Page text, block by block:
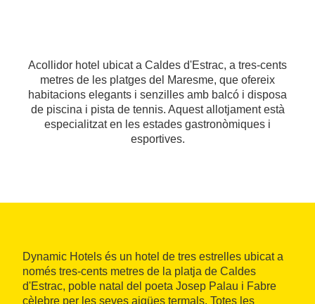
Acollidor hotel ubicat a Caldes d'Estrac, a tres-cents
metres de les platges del Maresme, que ofereix
habitacions elegants i senzilles amb balcó i disposa
de piscina i pista de tennis. Aquest allotjament està
especialitzat en les estades gastronòmiques i
esportives.
Dynamic Hotels és un hotel de tres estrelles ubicat a
només tres-cents metres de la platja de Caldes
d'Estrac, poble natal del poeta Josep Palau i Fabre
cèlebre per les seves aigües termals. Totes les